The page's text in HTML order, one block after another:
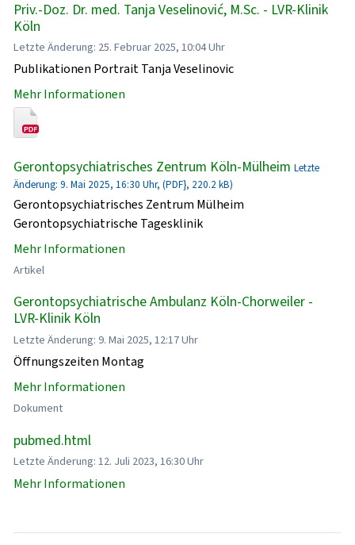
Priv.-Doz. Dr. med. Tanja Veselinović, M.Sc. - LVR-Klinik
Köln
Letzte Änderung: 25. Februar 2025, 10:04 Uhr
Publikationen Portrait Tanja Veselinovic
Mehr Informationen
Gerontopsychiatrisches Zentrum Köln-Mülheim Letzte
Änderung: 9. Mai 2025, 16:30 Uhr, (PDF}, 220.2 kB)
Gerontopsychiatrisches Zentrum Mülheim
Gerontopsychiatrische Tagesklinik
Mehr Informationen
Artikel
Gerontopsychiatrische Ambulanz Köln-Chorweiler -
LVR-Klinik Köln
Letzte Änderung: 9. Mai 2025, 12:17 Uhr
Öffnungszeiten Montag
Mehr Informationen
Dokument
pubmed.html
Letzte Änderung: 12. Juli 2023, 16:30 Uhr
Mehr Informationen